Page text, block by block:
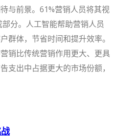
与前景。61%营销人员将其视
分。人工智能帮助营销人员
群体，节省时间和提升效率。
销比传统营销作用更大、更具
支出中占据更大的市场份额，